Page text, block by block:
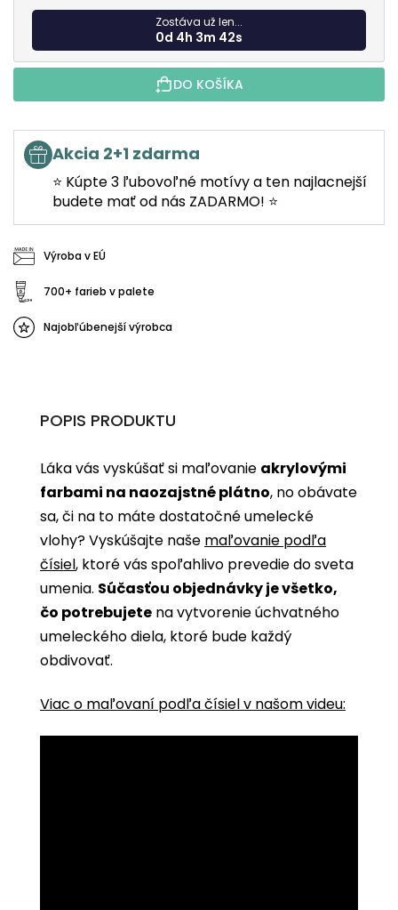
Zostáva už len...
0d 4h 3m 41s
DO KOŠÍKA
Akcia 2+1 zdarma
⭐ Kúpte 3 ľubovoľné motívy a ten najlacnejší
budete mať od nás ZADARMO! ⭐
Výroba v EÚ
700+ farieb v palete
Najobľúbenejší výrobca
POPIS PRODUKTU
Láka vás vyskúšať si maľovanie akrylovými
farbami na naozajstné plátno, no obávate
sa, či na to máte dostatočné umelecké
vlohy? Vyskúšajte naše maľovanie podľa
čísiel, ktoré vás spoľahlivo prevedie do sveta
umenia. Súčasťou objednávky je všetko,
čo potrebujete na vytvorenie úchvatného
umeleckého diela, ktoré bude každý
obdivovať.
Viac o maľovaní podľa čísiel v našom videu: